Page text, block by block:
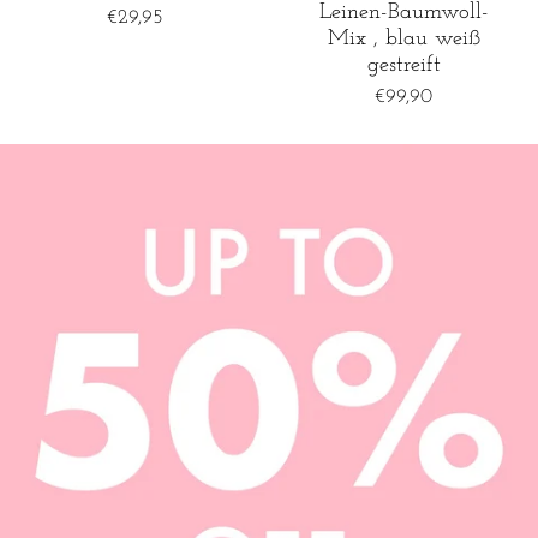
€29,95
Leinen-Baumwoll-
Mix , blau weiß
gestreift
€99,90